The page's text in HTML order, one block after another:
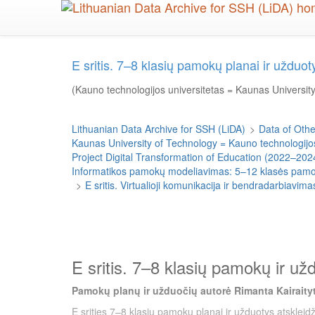
E sritis. 7–8 klasių pamokų planai ir
(Kauno technologijos universitetas = Kaunas
Lithuanian Data Archive for SSH (LiDA) > Data of
Kaunas University of Technology = Kauno
Project Digital Transformation of Education
Informatikos pamokų modeliavimas: 5–12 klasės
> E sritis. Virtualioji komunikacija ir
E sritis. 7–8 klasių pamokų ir
Pamokų planų ir užduočių autorė Rimanta
E srities 7–8 klasių pamokų planai ir užduotys